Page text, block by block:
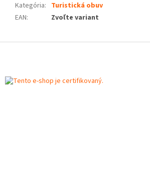
Kategória: Turistická obuv
EAN: Zvoľte variant